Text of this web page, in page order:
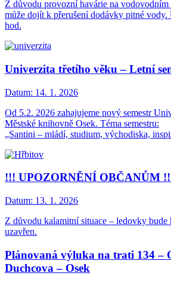
Z důvodu provozní havárie na vodovodním
může dojít k přerušení dodávky pitné
hod.
Univerzita třetího věku – Letní
Datum: 14. 1. 2026
Od 5.2. 2026 zahajujeme nový semestr
Městské knihovně Osek. Téma semestru:
„Santini – mládí, studium, východiska,
!!! UPOZORNĚNÍ OBČANŮM
Datum: 13. 1. 2026
Z důvodu kalamitní situace – ledovky
uzavřen.
Plánovaná výluka na trati 134 –
Duchcova – Osek